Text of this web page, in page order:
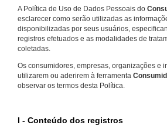
A Política de Uso de Dados Pessoais do
esclarecer como serão utilizadas as
disponibilizadas por seus usuários,
registros efetuados e as modalidades de
coletadas.
Os consumidores, empresas, organizações e
utilizarem ou aderirem à ferramenta
observar os termos desta Política.
I - Conteúdo dos registros